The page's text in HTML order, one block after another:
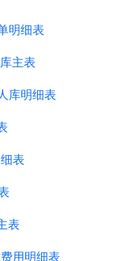
明细表
主表
库明细表
表
表
用明细表